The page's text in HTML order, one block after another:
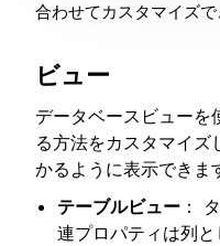
合わせてカスタマイズで
ビュー
データベースビューを
る方法をカスタマイズ
かるように表示できま
テーブルビュー ：
連プロパティは列